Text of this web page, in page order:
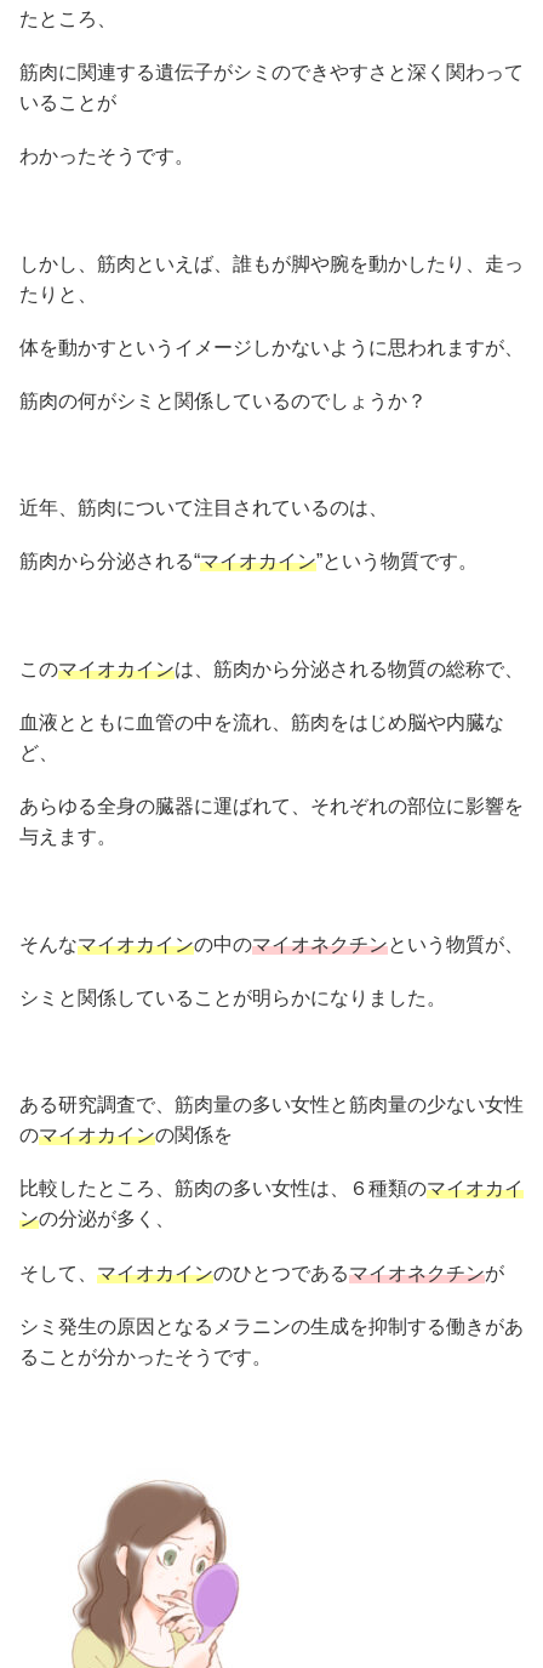
たところ、
筋肉に関連する遺伝子がシミのできやすさと深く関わって
いることが
わかったそうです。
しかし、筋肉といえば、誰もが脚や腕を動かしたり、走っ
たりと、
体を動かすというイメージしかないように思われますが、
筋肉の何がシミと関係しているのでしょうか？
近年、筋肉について注目されているのは、
筋肉から分泌される“マイオカイン”という物質です。
このマイオカインは、筋肉から分泌される物質の総称で、
血液とともに血管の中を流れ、筋肉をはじめ脳や内臓な
ど、
あらゆる全身の臓器に運ばれて、それぞれの部位に影響を
与えます。
そんなマイオカインの中のマイオネクチンという物質が、
シミと関係していることが明らかになりました。
ある研究調査で、筋肉量の多い女性と筋肉量の少ない女性
のマイオカインの関係を
比較したところ、筋肉の多い女性は、６種類のマイオカイ
ンの分泌が多く、
そして、 マイオカインのひとつであるマイオネクチンが
シミ発生の原因となるメラニンの生成を抑制する働きがあ
ることが分かったそうです。